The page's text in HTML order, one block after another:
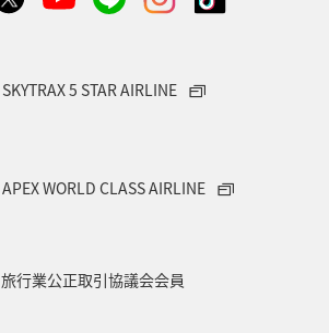
SKYTRAX 5 STAR AIRLINE
APEX WORLD CLASS AIRLINE
旅行業公正取引協議会会員